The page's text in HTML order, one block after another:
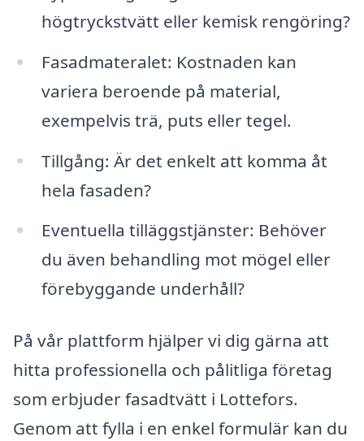
högtryckstvätt eller kemisk rengöring?
Fasadmateralet: Kostnaden kan
variera beroende på material,
exempelvis trä, puts eller tegel.
Tillgång: Är det enkelt att komma åt
hela fasaden?
Eventuella tilläggstjänster: Behöver
du även behandling mot mögel eller
förebyggande underhåll?
På vår plattform hjälper vi dig gärna att
hitta professionella och pålitliga företag
som erbjuder fasadtvätt i Lottefors.
Genom att fylla i en enkel formulär kan du